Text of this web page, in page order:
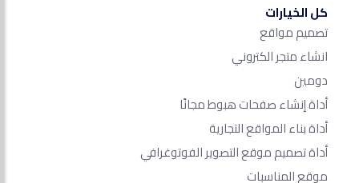
كل الخيارات
تصميم مواقع
انشاء متجر الكتروني
دومين
أداة إنشاء صفحات هبوط مجانًا
أداة بناء المواقع التجارية
أداة تصميم موقع التصوير الفوتوغرافي
موقع المناسبات